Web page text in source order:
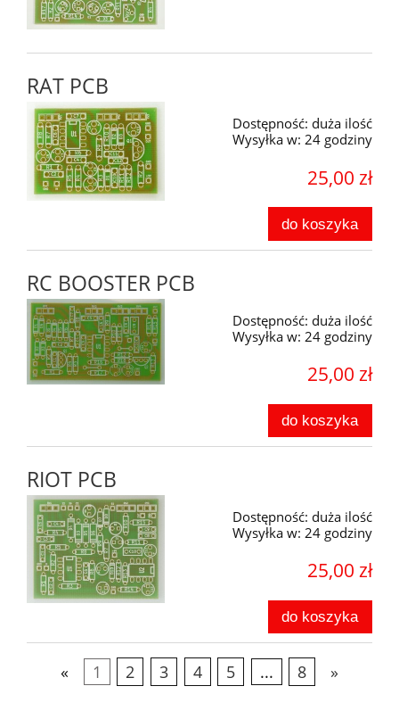
RAT PCB
Dostępność: duża ilość
Wysyłka w: 24 godziny
25,00 zł
do koszyka
RC BOOSTER PCB
Dostępność: duża ilość
Wysyłka w: 24 godziny
25,00 zł
do koszyka
RIOT PCB
Dostępność: duża ilość
Wysyłka w: 24 godziny
25,00 zł
do koszyka
« 1 2 3 4 5 ... 8 »